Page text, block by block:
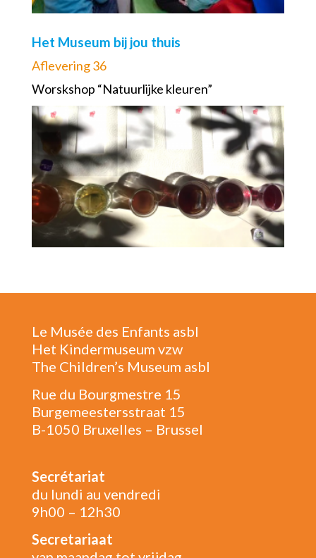
Het Museum bij jou thuis
Aflevering 36
Worskshop “Natuurlijke kleuren”
Le Musée des Enfants asbl
Het Kindermuseum vzw
The Children’s Museum asbl
Rue du Bourgmestre 15
Burgemeestersstraat 15
B-1050 Bruxelles – Brussel
Secrétariat
du lundi au vendredi
9h00 – 12h30
Secretariaat